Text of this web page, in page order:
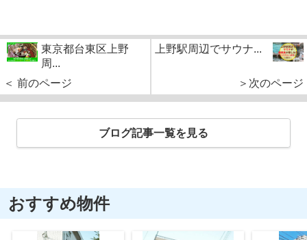
東京都台東区上野
周...
＜ 前のページ
上野駅周辺でサウナ...
＞次のページ
ブログ記事一覧を見る
おすすめ物件